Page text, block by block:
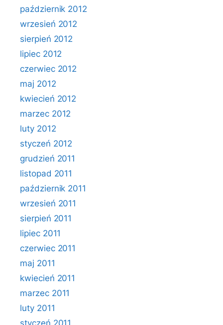
październik 2012
wrzesień 2012
sierpień 2012
lipiec 2012
czerwiec 2012
maj 2012
kwiecień 2012
marzec 2012
luty 2012
styczeń 2012
grudzień 2011
listopad 2011
październik 2011
wrzesień 2011
sierpień 2011
lipiec 2011
czerwiec 2011
maj 2011
kwiecień 2011
marzec 2011
luty 2011
styczeń 2011